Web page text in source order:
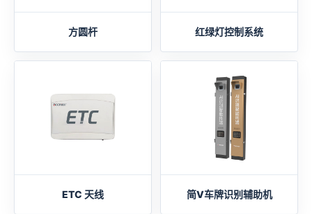
方圆杆 红绿灯控制系统
ETC 天线 简V车牌识别辅助机